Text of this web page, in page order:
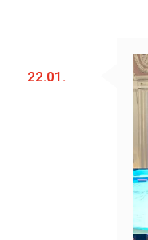
22.01.